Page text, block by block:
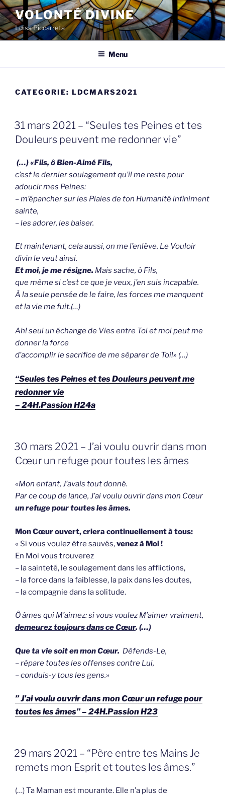
Spring
naar
de
inhoud
VOLONTÉ DIVINE
Luisa Piccarreta
Menu
CATEGORIE: LDCMARS2021
GEPLAATST
OP
31 mars 2021 – “Seules tes Peines et tes
Douleurs peuvent me redonner vie”
(…) «Fils, ô Bien-Aimé Fils,
c’est le dernier soulagement qu’il me reste pour
adoucir mes Peines:
– m’épancher sur les Plaies de ton Humanité infiniment
sainte,
– les adorer, les baiser.
Et maintenant, cela aussi, on me l’enlève. Le Vouloir
divin le veut ainsi.
Et moi, je me résigne. Mais sache, ô Fils,
que même si c’est ce que je veux, j’en suis incapable.
À la seule pensée de le faire, les forces me manquent
et la vie me fuit.(…)
Ah! seul un échange de Vies entre Toi et moi peut me
donner la force
d’accomplir le sacrifice de me séparer de Toi!» (…)
“Seules tes Peines et tes Douleurs peuvent me
redonner vie
– 24H.Passion H24a
GEPLAATST
OP
30 mars 2021 – J’ai voulu ouvrir dans mon
Cœur un refuge pour toutes les âmes
«Mon enfant, J’avais tout donné.
Par ce coup de lance, J’ai voulu ouvrir dans mon Cœur
un refuge pour toutes les âmes.
Mon Cœur ouvert, criera continuellement à tous:
« Si vous voulez être sauvés,venez à Moi !
En Moi vous trouverez
– la sainteté, le soulagement dans les afflictions,
– la force dans la faiblesse, la paix dans les doutes,
– la compagnie dans la solitude.
Ô âmes qui M’aimez: si vous voulez M’aimer vraiment,
demeurez toujours dans ce Cœur. (…)
Que ta vie soit en mon Cœur. Défends-Le,
– répare toutes les offenses contre Lui,
– conduis-y tous les gens.»
” J’ai voulu ouvrir dans mon Cœur un refuge pour
toutes les âmes” – 24H.Passion H23
GEPLAATST
OP
29 mars 2021 – “Père entre tes Mains Je
remets mon Esprit et toutes les âmes.”
(…) Ta Maman est mourante. Elle n’a plus de